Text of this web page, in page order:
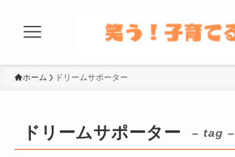
ホーム ドリームサポーター
ドリームサポーター – tag –